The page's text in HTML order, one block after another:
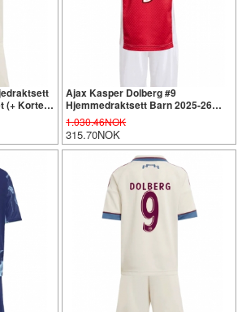
(+ Korte
Ajax Kasper Dolberg #9
Hjemmedraktsett Barn 2025-26
Kortermet (+ Korte bukser)
1.030.46NOK
315.70NOK